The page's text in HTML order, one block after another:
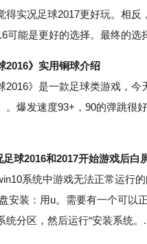
得实况足球2017更好玩。相
可能是更好的选择。最终的选
2016》实用铜球介绍
》是一款足球类游戏，今
。爆发速度93+，90的弹跳很
球2016和2017开始游戏后白
系统中游戏无法正常运行的
安装：用u。需要有一个可以
统分区，然后运行“安装系统。.